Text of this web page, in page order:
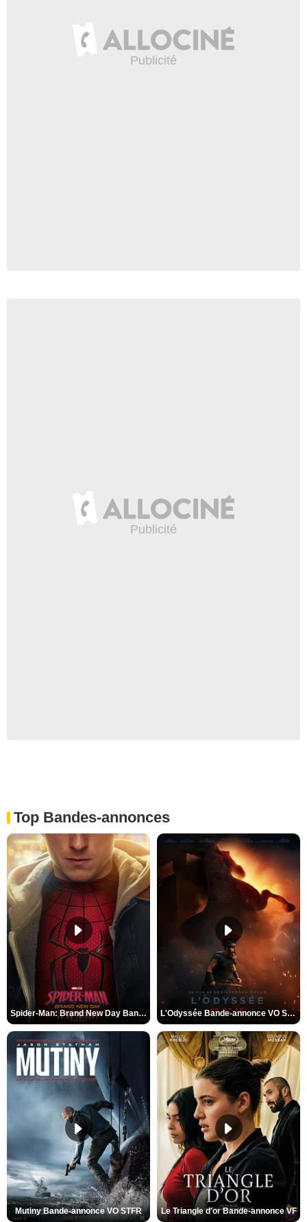
Top Bandes-annonces
Spider-Man: Brand New Day Bande-annonce VO STFR L'Odyssée Bande-annonce VO STFR
Mutiny Bande-annonce VO STFR Le Triangle d'or Bande-annonce VF